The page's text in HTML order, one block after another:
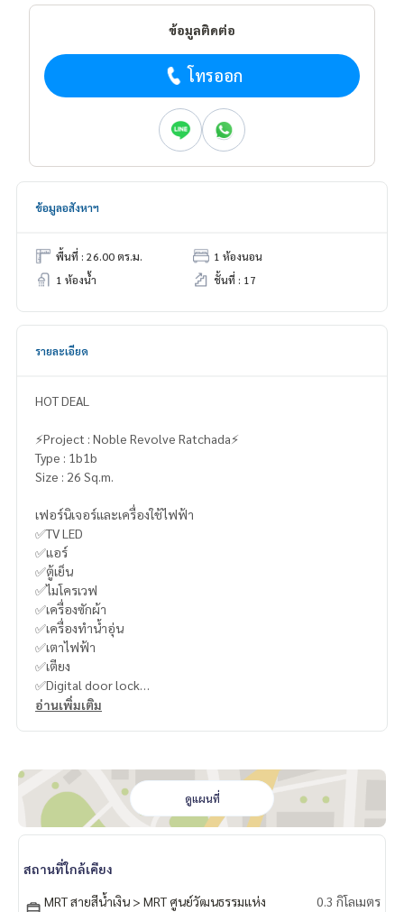
ข้อมูลติดต่อ
โทรออก
ข้อมูลอสังหาฯ
พื้นที่ : 26.00 ตร.ม.
1 ห้องนอน
1 ห้องน้ำ
ชั้นที่ : 17
รายละเอียด
HOT DEAL
⚡️Project : Noble Revolve Ratchada⚡️
Type : 1b1b
Size : 26 Sq.m.
เฟอร์นิเจอร์และเครื่องใช้ไฟฟ้า
✅TV LED
✅แอร์
✅ตู้เย็น
✅ไมโครเวฟ
✅เครื่องซักผ้า
✅เครื่องทำน้ำอุ่น
✅เตาไฟฟ้า
✅เตียง
✅Digital door lock
You can inbox or dm to ask more information, It’s my pleas
ure to give.
Tel :
093-943-4388
What App+6693-943-4388
LINE ID : @BPP2019
อ่านเพิ่มเติม
ดูแผนที่
สถานที่ใกล้เคียง
MRT สายสีน้ำเงิน > MRT ศูนย์วัฒนธรรมแห่ง
0.3 กิโลเมตร